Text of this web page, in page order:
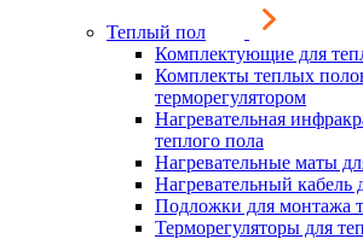
Теплый пол
Комплектующие для
Комплекты теплых
терморегулятором
Нагревательная
теплого пола
Нагревательные маты
Нагревательный кабель
Подложки для монтажа
Терморегуляторы для